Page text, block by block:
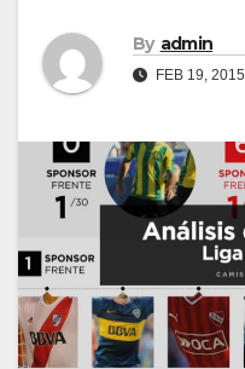
By admin
FEB 19, 2015